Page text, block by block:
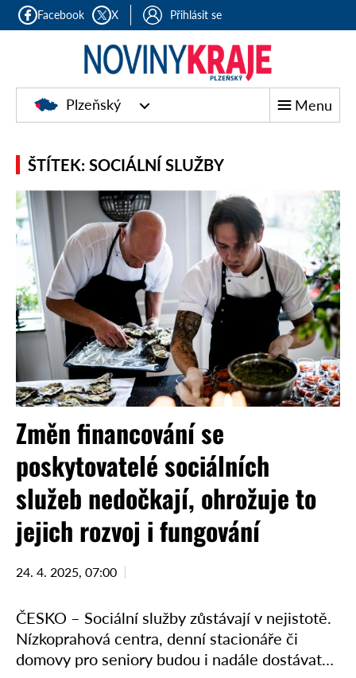
Facebook X Přihlásit se
Plzeňský Menu
ŠTÍTEK: SOCIÁLNÍ SLUŽBY
Změn financování se
poskytovatelé sociálních
služeb nedočkají, ohrožuje to
jejich rozvoj i fungování
24. 4. 2025, 07:00
ČESKO – Sociální služby zůstávají v nejistotě.
Nízkoprahová centra, denní stacionáře či
domovy pro seniory budou i nadále dostávat